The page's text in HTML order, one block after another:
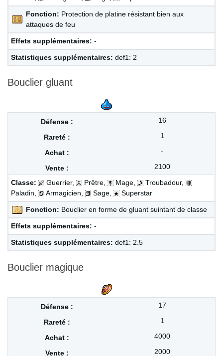
Fonction: Protection de platine résistant bien aux
attaques de feu
Effets supplémentaires: -
Statistiques supplémentaires: def1: 2
Bouclier gluant
16
1
-
2100
Classe:
Guerrier, Prêtre, Mage,
Troubadour,
Paladin,
Armagicien, Sage, Superstar
Fonction: Bouclier en forme de gluant suintant de classe
Effets supplémentaires: -
Statistiques supplémentaires: def1: 2.5
Bouclier magique
17
1
4000
2000